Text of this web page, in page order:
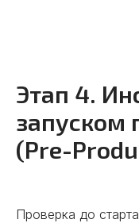
Этап 4.
запуском
(Pre-
Проверка до